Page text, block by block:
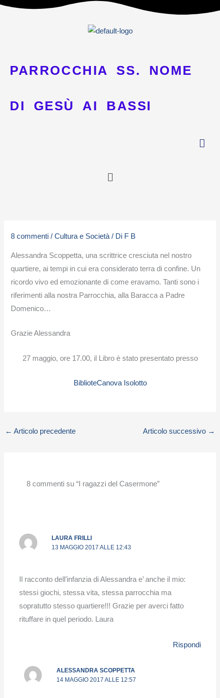
Vai
PARROCCHIA SS. NOME
DI GESÙ AI BASSI
8 commenti /Cultura e Società/ Di F B
Alessandra Scoppetta, una scrittrice cresciuta nel nostro
quartiere, ai tempi in cui era considerato terra di confine. Un
ricordo vivo ed emozionante di come eravamo. Tanti sono i
riferimenti alla nostra Parrocchia, alla Baracca a Padre
Domenico…
Grazie Alessandra
27 maggio, ore 17.00, il Libro è stato presentato presso
BiblioteCanova Isolotto
← Articolo precedente Articolo successivo →
8 commenti su “I ragazzi del Casermone”
LAURA FRILLI
13 MAGGIO 2017 ALLE 12:43
Il racconto dell’infanzia di Alessandra e’ anche il mio:
stessi giochi, stessa vita, stessa parrocchia ma
sopratutto stesso quartiere!!! Grazie per averci fatto
rituffare in quel periodo. Laura
Rispondi
ALESSANDRA SCOPPETTA
14 MAGGIO 2017 ALLE 12:57